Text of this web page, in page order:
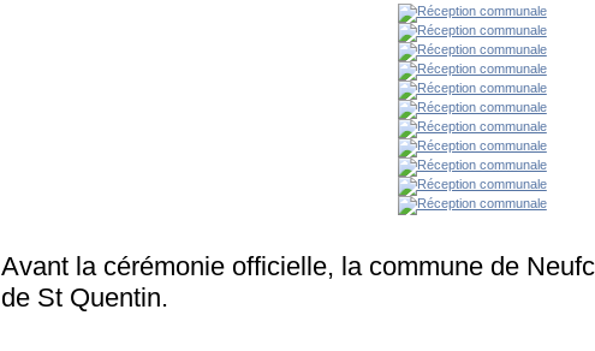
Avant la cérémonie officielle, la commune de
de St Quentin.